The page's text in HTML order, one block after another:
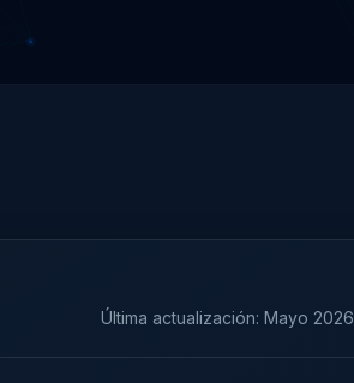
Última actualización: Mayo 2026